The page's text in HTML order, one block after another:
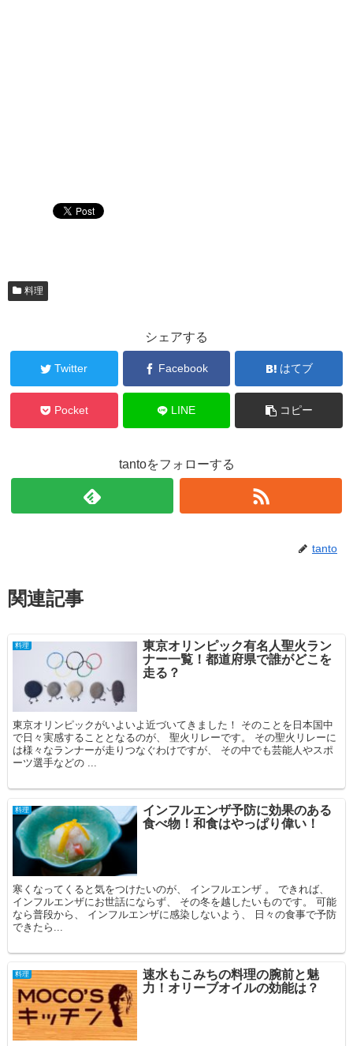
料理
シェアする
Twitter Facebook はてブ
Pocket LINE コピー
tantoをフォローする
tanto
関連記事
料理
東京オリンピック有名人聖火ラン
ナー一覧！都道府県で誰がどこを
走る？
東京オリンピックがいよいよ近づいてきました！ そのことを日本国中
で日々実感することとなるのが、 聖火リレーです。 その聖火リレーに
は様々なランナーが走りつなぐわけですが、 その中でも芸能人やスポ
ーツ選手などの ...
料理
インフルエンザ予防に効果のある
食べ物！和食はやっぱり偉い！
寒くなってくると気をつけたいのが、 インフルエンザ 。 できれば、
インフルエンザにお世話にならず、 その冬を越したいものです。 可能
なら普段から、 インフルエンザに感染しないよう、 日々の食事で予防
できたら...
料理
速水もこみちの料理の腕前と魅
力！オリーブオイルの効能は？